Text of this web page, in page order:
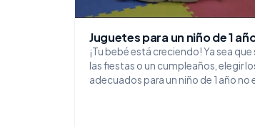
Juguetes para un niño de 1
¡Tu bebé está creciendo! Ya sea
las fiestas o un cumpleaños, elegir
adecuados para un niño de 1 año no